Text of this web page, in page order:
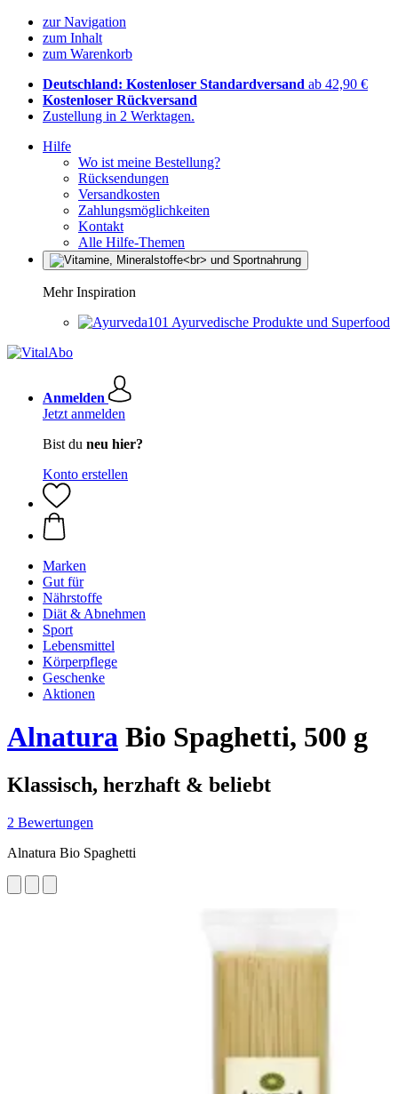
zur Navigation
zum Inhalt
zum Warenkorb
Deutschland: Kostenloser Standardversand ab 42,90 €
Kostenloser Rückversand
Zustellung in 2 Werktagen.
Hilfe
Wo ist meine Bestellung?
Rücksendungen
Versandkosten
Zahlungsmöglichkeiten
Kontakt
Alle Hilfe-Themen
Mehr Inspiration
Ayurvedische Produkte und Superfood
Anmelden
Jetzt anmelden
Bist du neu hier?
Konto erstellen
Marken
Gut für
Nährstoffe
Diät & Abnehmen
Sport
Lebensmittel
Körperpflege
Geschenke
Aktionen
Alnatura Bio Spaghetti, 500 g
Klassisch, herzhaft & beliebt
2 Bewertungen
Alnatura Bio Spaghetti